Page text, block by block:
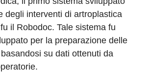
degli interventi di artroplastica
il Robodoc. Tale sistema fu
per la preparazione delle
su dati ottenuti da